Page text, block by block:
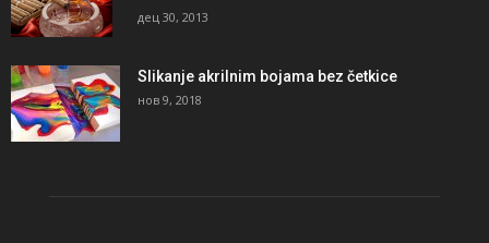
дец 30, 2013
Slikanje akrilnim bojama bez četkice
нов 9, 2018